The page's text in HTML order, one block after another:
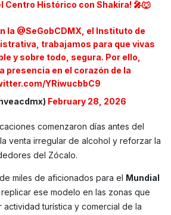
Centro Histórico con Shakira! 🎤🐺
la @SeGobCDMX , el Instituto de
trabajamos para que vivas
y sobre todo, segura. Por ello,
presencia en el corazón de la
YRiwucbbC9
February 28, 2026
comenzaron días antes del
venta irregular de alcohol y reforzar la
del Zócalo.
miles de aficionados para el Mundial
ese modelo en las zonas que
actividad turística y comercial de la